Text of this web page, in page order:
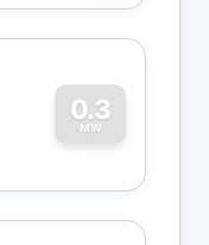
0.3
MW
0